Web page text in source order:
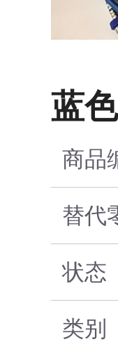
蓝
商品
替代
状态
类别